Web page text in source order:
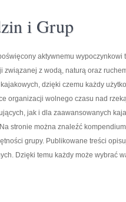
i Grup
aktywnemu
związanej z wodą, naturą oraz
dzięki czemu każdy
organizacji wolnego czasu nad
jak i dla zaawansowanych
stronie można znaleźć
grupy. Publikowane treści
Dzięki temu każdy może wybrać